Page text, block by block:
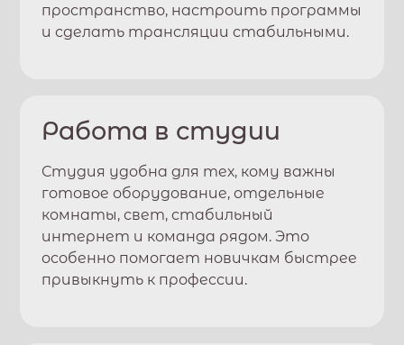
пространство, настроить программы
и сделать трансляции стабильными.
Работа в студии
Студия удобна для тех, кому важны
готовое оборудование, отдельные
комнаты, свет, стабильный
интернет и команда рядом. Это
особенно помогает новичкам быстрее
привыкнуть к профессии.